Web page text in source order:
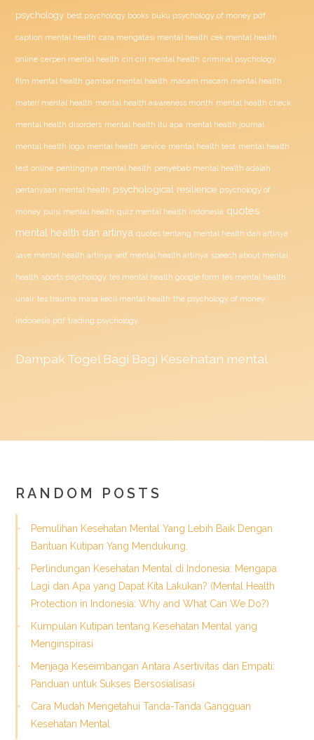
psychology best psychology books buku psychology of money pdf
caption mental health cara mengatasi mental health cek mental health
online cerpen mental health ciri ciri mental health criminal psychology
film mental health gambar mental health macam macam mental health
materi mental health mental health awareness month mental health check
mental health disorders mental health itu apa mental health journal
mental health logo mental health service mental health test mental health
test online pentingnya mental health penyebab mental health adalah
pertanyaan mental health psychological resilience psychology of
money puisi mental health quiz mental health indonesia quotes
mental health dan artinya quotes tentang mental health dan artinya
save mental health artinya self mental health artinya speech about mental
health sports psychology tes mental health google form tes mental health
unair tes trauma masa kecil mental health the psychology of money
indonesia pdf trading psychology
DampakTogelBagi Bagi Kesehatan mental
RANDOM POSTS
Pemulihan Kesehatan Mental Yang Lebih Baik Dengan
Bantuan Kutipan Yang Mendukung.
Perlindungan Kesehatan Mental di Indonesia: Mengapa
Lagi dan Apa yang Dapat Kita Lakukan? (Mental Health
Protection in Indonesia: Why and What Can We Do?)
Kumpulan Kutipan tentang Kesehatan Mental yang
Menginspirasi
Menjaga Keseimbangan Antara Asertivitas dan Empati:
Panduan untuk Sukses Bersosialisasi
Cara Mudah Mengetahui Tanda-Tanda Gangguan
Kesehatan Mental